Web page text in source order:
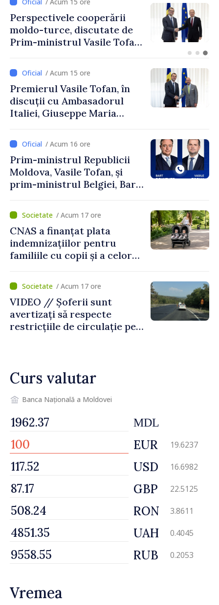
Forumul Diasporei //
Republica Moldova,
promovată în Elveția prin
/ Acum 15 ore
Premierul Vasile Tofan, în
discuții cu Ambasadorul
Italiei, Giuseppe Maria
/ Acum 16 ore
Prim-ministrul Republicii
Moldova, Vasile Tofan, și
prim-ministrul Belgiei, Bart
despre parcursul european
al Republicii Moldova.
/ Acum 17 ore
CNAS a finanțat plata
indemnizațiilor pentru
familiile cu copii și a celor
temporară de muncă
/ Acum 17 ore
VIDEO // Șoferii sunt
avertizați să respecte
restricțiile de circulație pe
Curs valutar
Banca Națională a Moldovei
MDL
EUR 19.6237
USD 16.6982
GBP 22.5125
RON 3.8611
UAH 0.4045
RUB 0.2053
Vremea